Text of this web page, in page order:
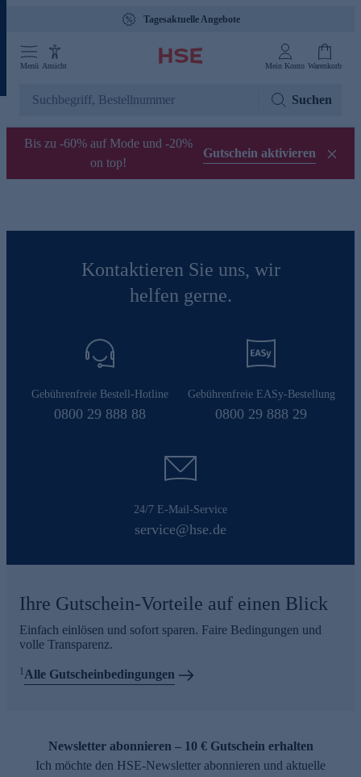
Tagesaktuelle Angebote
Menü Ansicht Mein Konto Warenkorb
Suchen
Bis zu -60% auf Mode und -20%
on top!
Gutschein aktivieren
Kontaktieren Sie uns, wir
helfen gerne.
Gebührenfreie Bestell-Hotline
0800 29 888 88
Gebührenfreie EASy-Bestellung
0800 29 888 29
24/7 E-Mail-Service
service@hse.de
Ihre Gutschein-Vorteile auf einen Blick
Einfach einlösen und sofort sparen. Faire Bedingungen und
volle Transparenz.
1Alle Gutscheinbedingungen
Newsletter abonnieren – 10 € Gutschein erhalten
Ich möchte den HSE-Newsletter abonnieren und aktuelle